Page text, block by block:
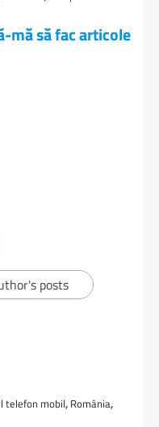
mă să fac articole
posts
telefon mobil, România,